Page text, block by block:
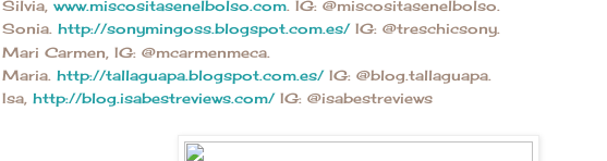
Silvia, www.miscositasenelbolso.com. IG: @miscositasenelbolso.
Sonia. http://sonymingoss.blogspot.com.es/IG: @treschicsony.
Mari Carmen, IG: @mcarmenmeca.
Maria. http://tallaguapa.blogspot.com.es/IG: @blog.tallaguapa.
Isa, http://blog.isabestreviews.com/IG: @isabestreviews